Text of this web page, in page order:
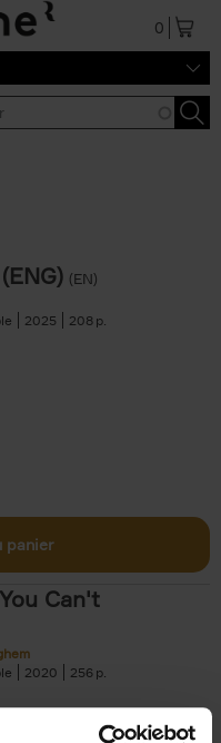
0
(EN)
2025 208
panier
Can't
2020 256